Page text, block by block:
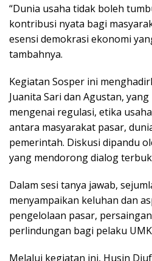
“Dunia usaha tidak boleh
kontribusi nyata bagi
esensi demokrasi ekonomi
tambahnya.
Kegiatan Sosper ini
Juanita Sari dan Agustan,
mengenai regulasi, etika
antara masyarakat pasar,
pemerintah. Diskusi dipandu
yang mendorong dialog
Dalam sesi tanya jawab,
menyampaikan keluhan dan
pengelolaan pasar,
perlindungan bagi pelaku
Melalui kegiatan ini, Husin